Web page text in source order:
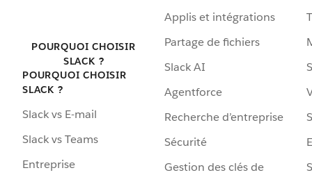
POURQUOI CHOISIR
SLACK ?
POURQUOI CHOISIR
SLACK ?
Slack vs E-mail
Slack vs Teams
Entreprise
Applis et intégrations
Partage de fichiers
Slack AI
Agentforce
Recherche d’entreprise
Sécurité
Gestion des clés de